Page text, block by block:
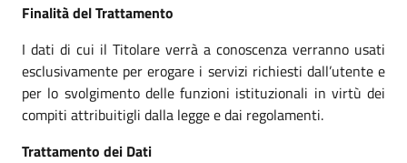
Finalità del Trattamento
I dati di cui il Titolare verrà a conoscenza verranno usati
esclusivamente per erogare i servizi richiesti dall’utente e
per lo svolgimento delle funzioni istituzionali in virtù dei
compiti attribuitigli dalla legge e dai regolamenti.
Trattamento dei Dati